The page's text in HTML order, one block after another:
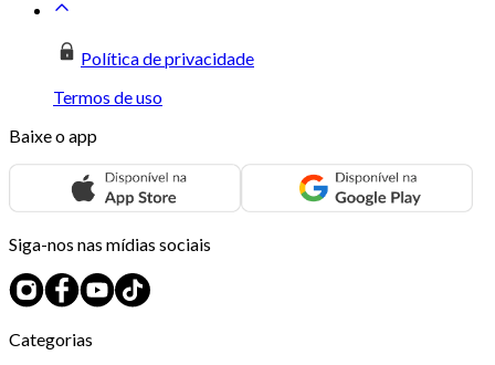
Política de privacidade
Termos de uso
Baixe o app
Siga-nos nas mídias sociais
Categorias